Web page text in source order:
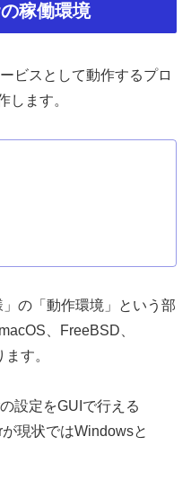
稼働環境
ビスとして動作するプロ
します。
」の「動作環境」という部
、FreeBSD、
す。
設定をGUIで行える
現状ではWindowsと